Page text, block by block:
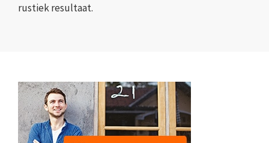
rustiek resultaat.